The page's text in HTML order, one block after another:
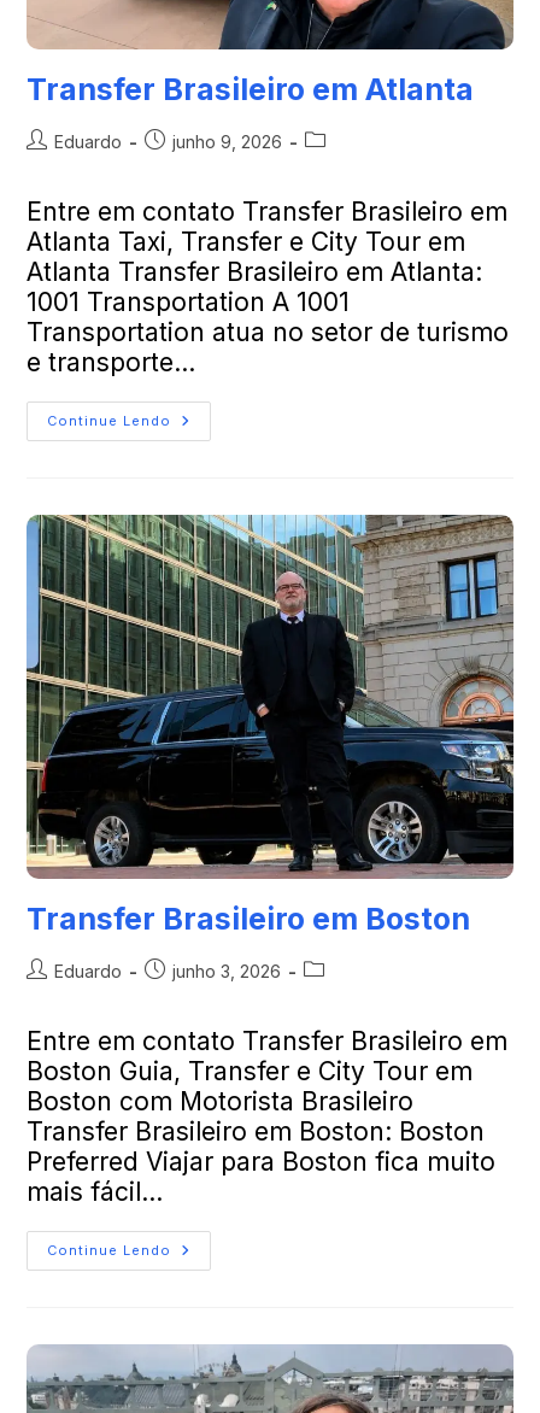
Transfer Brasileiro em Atlanta
Eduardo junho 9, 2026
Entre em contato Transfer Brasileiro em
Atlanta Taxi, Transfer e City Tour em
Atlanta Transfer Brasileiro em Atlanta:
1001 Transportation A 1001
Transportation atua no setor de turismo
e transporte…
Continue Lendo
Transfer Brasileiro em Boston
Eduardo junho 3, 2026
Entre em contato Transfer Brasileiro em
Boston Guia, Transfer e City Tour em
Boston com Motorista Brasileiro
Transfer Brasileiro em Boston: Boston
Preferred Viajar para Boston fica muito
mais fácil…
Continue Lendo